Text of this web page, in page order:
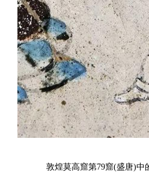
敦煌莫高窟第79窟(盛唐)中